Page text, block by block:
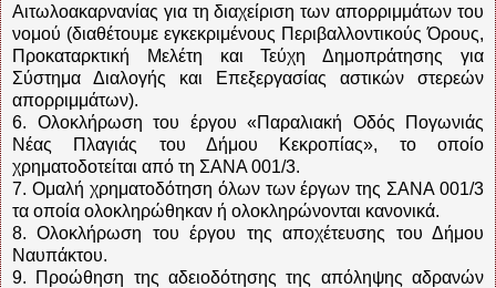
Αιτωλοακαρνανίας για τη διαχείριση των απορριμμάτων του
νομού (διαθέτουμε εγκεκριμένους Περιβαλλοντικούς Όρους,
Προκαταρκτική Μελέτη και Τεύχη Δημοπράτησης για
Σύστημα Διαλογής και Επεξεργασίας αστικών στερεών
απορριμμάτων).
6. Ολοκλήρωση του έργου «Παραλιακή Οδός Πογωνιάς
Νέας Πλαγιάς του Δήμου Κεκροπίας», το οποίο
χρηματοδοτείται από τη ΣΑΝΑ 001/3.
7. Ομαλή χρηματοδότηση όλων των έργων της ΣΑΝΑ 001/3
τα οποία ολοκληρώθηκαν ή ολοκληρώνονται κανονικά.
8. Ολοκλήρωση του έργου της αποχέτευσης του Δήμου
Ναυπάκτου.
9. Προώθηση της αδειοδότησης της απόληψης αδρανών